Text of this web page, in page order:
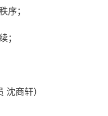
序；
；
沈商轩）